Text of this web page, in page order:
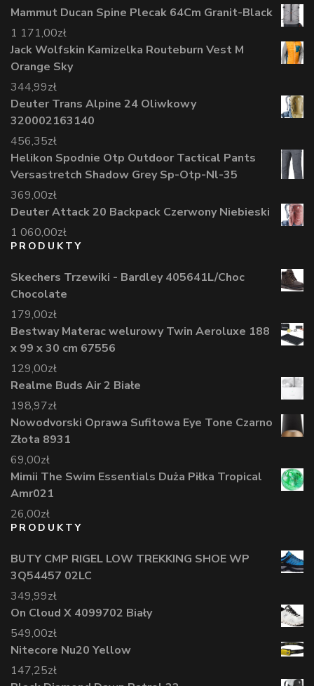
Mammut Ducan Spine Plecak 64Cm Granit-Black
1 171,00zł
Jack Wolfskin Kamizelka Routeburn Vest M
Orange Sky
344,99zł
Deuter Trans Alpine 24 Oliwkowy
320002163140
456,35zł
Helikon Spodnie Otp Outdoor Tactical Pants
Versastretch Shadow Grey Sp-Otp-Nl-35
369,00zł
Deuter Attack 20 Backpack Czerwony Niebieski
1 060,00zł
PRODUKTY
Skechers Trzewiki - Bardley 405641L/Choc
Chocolate
179,00zł
Bestway Materac welurowy Twin Aeroluxe 188
x 99 x 30 cm 67556
129,00zł
Realme Buds Air 2 Białe
198,97zł
Nowodvorski Oprawa Sufitowa Eye Tone Czarno
Złota 8931
69,00zł
Mimii The Swim Essentials Duża Piłka Tropical
Amr021
26,00zł
PRODUKTY
BUTY CMP RIGEL LOW TREKKING SHOE WP
3Q54457 02LC
349,99zł
On Cloud X 4099702 Biały
549,00zł
Nitecore Nu20 Yellow
147,25zł